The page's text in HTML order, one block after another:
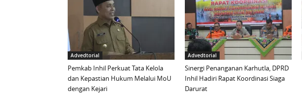
Advedtorial
Pemkab Inhil Perkuat Tata Kelola
dan Kepastian Hukum Melalui MoU
dengan Kejari
Advedtorial
Sinergi Penanganan Karhutla, DPRD
Inhil Hadiri Rapat Koordinasi Siaga
Darurat